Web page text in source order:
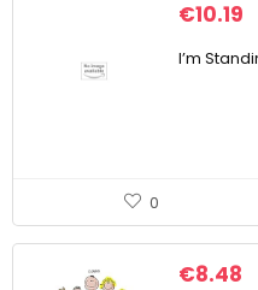
€10.19
I’m
0
€8.48